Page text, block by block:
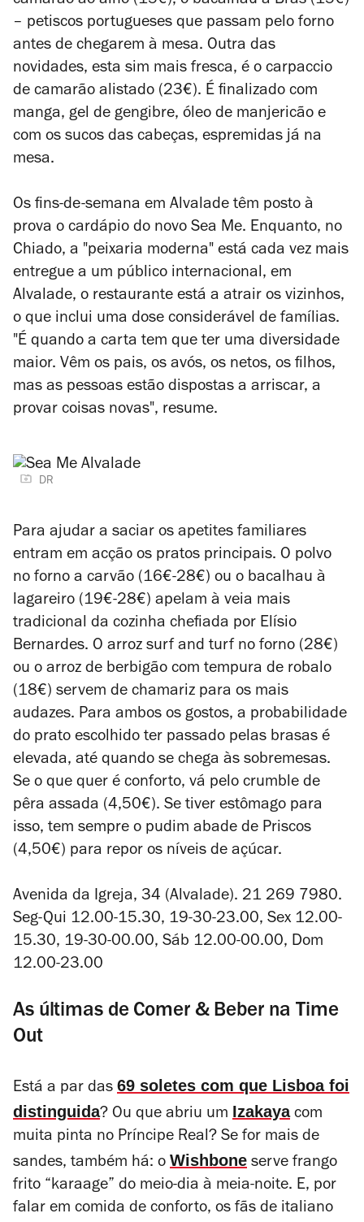
– petiscos portugueses que passam pelo forno
antes de chegarem à mesa. Outra das
novidades, esta sim mais fresca, é o carpaccio
de camarão alistado (23€). É finalizado com
manga, gel de gengibre, óleo de manjericão e
com os sucos das cabeças, espremidas já na
mesa.
Os fins-de-semana em Alvalade têm posto à
prova o cardápio do novo Sea Me. Enquanto, no
Chiado, a "peixaria moderna" está cada vez mais
entregue a um público internacional, em
Alvalade, o restaurante está a atrair os vizinhos,
o que inclui uma dose considerável de famílias.
"É quando a carta tem que ter uma diversidade
maior. Vêm os pais, os avós, os netos, os filhos,
mas as pessoas estão dispostas a arriscar, a
provar coisas novas", resume.
DR
Para ajudar a saciar os apetites familiares
entram em acção os pratos principais. O polvo
no forno a carvão (16€-28€) ou o bacalhau à
lagareiro (19€-28€) apelam à veia mais
tradicional da cozinha chefiada por Elísio
Bernardes. O arroz surf and turf no forno (28€)
ou o arroz de berbigão com tempura de robalo
(18€) servem de chamariz para os mais
audazes. Para ambos os gostos, a probabilidade
do prato escolhido ter passado pelas brasas é
elevada, até quando se chega às sobremesas.
Se o que quer é conforto, vá pelo crumble de
pêra assada (4,50€). Se tiver estômago para
isso, tem sempre o pudim abade de Priscos
(4,50€) para repor os níveis de açúcar.
Avenida da Igreja, 34 (Alvalade). 21 269 7980.
Seg-Qui 12.00-15.30, 19-30-23.00, Sex 12.00-
15.30, 19-30-00.00, Sáb 12.00-00.00, Dom
12.00-23.00
As últimas de Comer & Beber na Time
Out
Está a par das 69 soletes com que Lisboa foi
distinguida? Ou que abriu um Izakayacom
muita pinta no Príncipe Real? Se for mais de
sandes, também há: o Wishbone serve frango
frito
“karaage” do meio-dia à meia-noite. E, por
falar em comida de conforto, os fãs de italiano